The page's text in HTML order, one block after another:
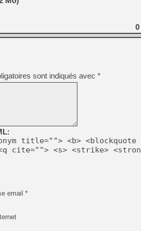
0
sont indiqués avec *
title=""> <b> <blockquote
cite=""> <s> <strike>
email *